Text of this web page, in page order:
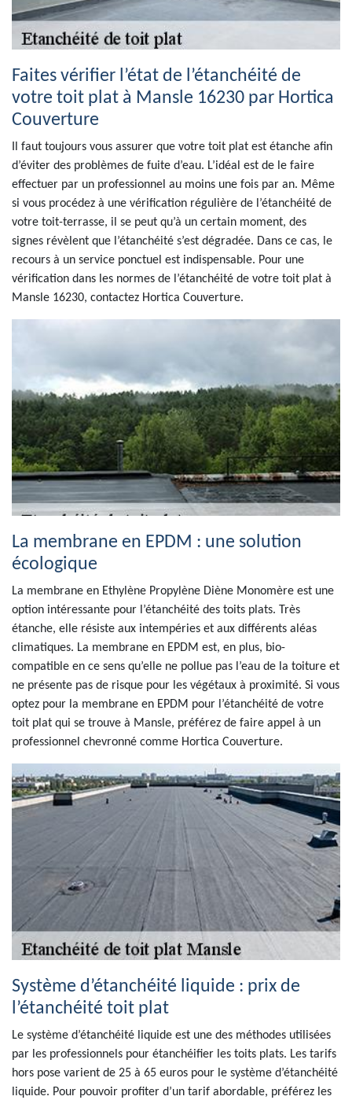
Faites vérifier l’état de l’étanchéité de
votre toit plat à Mansle 16230 par Hortica
Couverture
Il faut toujours vous assurer que votre toit plat est étanche afin
d’éviter des problèmes de fuite d’eau. L’idéal est de le faire
effectuer par un professionnel au moins une fois par an. Même
si vous procédez à une vérification régulière de l’étanchéité de
votre toit-terrasse, il se peut qu’à un certain moment, des
signes révèlent que l’étanchéité s’est dégradée. Dans ce cas, le
recours à un service ponctuel est indispensable. Pour une
vérification dans les normes de l’étanchéité de votre toit plat à
Mansle 16230, contactez Hortica Couverture.
La membrane en EPDM : une solution
écologique
La membrane en Ethylène Propylène Diène Monomère est une
option intéressante pour l’étanchéité des toits plats. Très
étanche, elle résiste aux intempéries et aux différents aléas
climatiques. La membrane en EPDM est, en plus, bio-
compatible en ce sens qu’elle ne pollue pas l’eau de la toiture et
ne présente pas de risque pour les végétaux à proximité. Si vous
optez pour la membrane en EPDM pour l’étanchéité de votre
toit plat qui se trouve à Mansle, préférez de faire appel à un
professionnel chevronné comme Hortica Couverture.
Système d’étanchéité liquide : prix de
l’étanchéité toit plat
Le système d’étanchéité liquide est une des méthodes utilisées
par les professionnels pour étanchéifier les toits plats. Les tarifs
hors pose varient de 25 à 65 euros pour le système d’étanchéité
liquide. Pour pouvoir profiter d’un tarif abordable, préférez les